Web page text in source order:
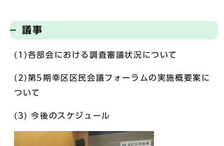
議事
(1)各部会における調査審議状況について
(2)第5期幸区区民会議フォーラムの実施概要案に
ついて
(3) 今後のスケジュール